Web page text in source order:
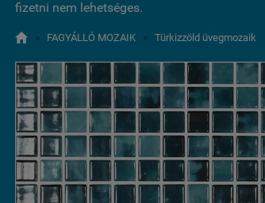
fizetni nem lehetséges.
 » FAGYÁLLÓ MOZAIK » Türkizzöld üvegmozaik